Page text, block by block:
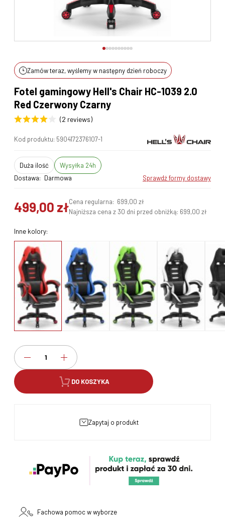
Zamów teraz, wyślemy w następny dzień roboczy
Fotel gamingowy Hell's Chair HC-1039 2.0
Red Czerwony Czarny
(2 reviews)
Kod produktu: 5904172376107-1
duża ilość
Wysyłka 24h
Dostawa:
Darmowa sprawdź formy dostawy
499,00 złCena regularna: 699,00 zł
Najniższa cena z 30 dni przed obniżką: 699,00 zł
Inne kolory:
DO KOSZYKA
zapytaj o produkt
Fachowa pomoc w wyborze